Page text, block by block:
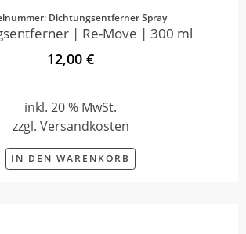
Dichtungsentferner Spray
| Re-Move | 300 ml
12,00 €
inkl. 20 % MwSt.
zzgl. Versandkosten
IN DEN WARENKORB